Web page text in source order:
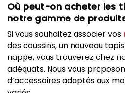
Où peut-on acheter les
notre gamme de
Si vous souhaitez associer vos
des coussins, un nouveau
nappe, vous trouverez chez
adéquats. Nous vous
d’accessoires adaptés aux